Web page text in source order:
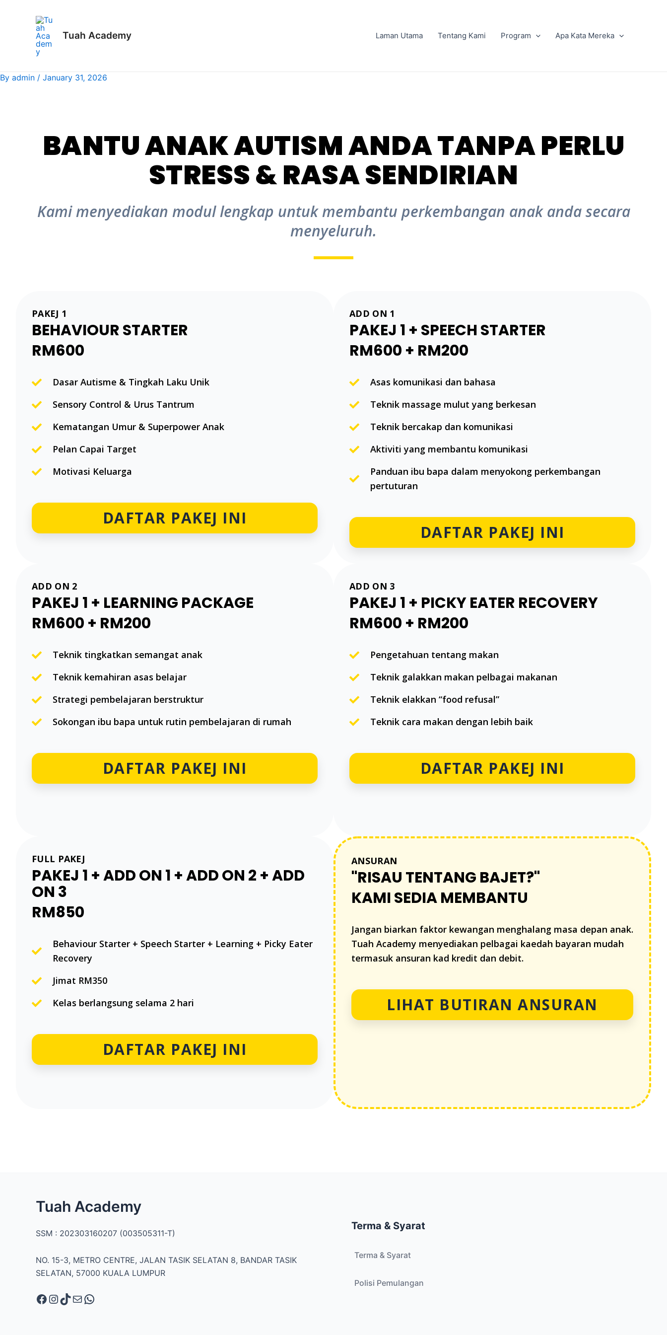
Tuah Academy Laman Utama Tentang Kami Program Apa Kata Mereka
By admin / January 31, 2026
BANTU ANAK AUTISM ANDA TANPA PERLU
STRESS & RASA SENDIRIAN
Kami menyediakan modul lengkap untuk membantu perkembangan anak anda secara
menyeluruh.
PAKEJ 1
BEHAVIOUR STARTER
RM600
Dasar Autisme & Tingkah Laku Unik
Sensory Control & Urus Tantrum
Kematangan Umur & Superpower Anak
Pelan Capai Target
Motivasi Keluarga
DAFTAR PAKEJ INI
ADD ON 1
PAKEJ 1 + SPEECH STARTER
RM600 + RM200
Asas komunikasi dan bahasa
Teknik massage mulut yang berkesan
Teknik bercakap dan komunikasi
Aktiviti yang membantu komunikasi
Panduan ibu bapa dalam menyokong perkembangan
pertuturan
DAFTAR PAKEJ INI
ADD ON 2
PAKEJ 1 + LEARNING PACKAGE
RM600 + RM200
Teknik tingkatkan semangat anak
Teknik kemahiran asas belajar
Strategi pembelajaran berstruktur
Sokongan ibu bapa untuk rutin pembelajaran di rumah
DAFTAR PAKEJ INI
ADD ON 3
PAKEJ 1 + PICKY EATER RECOVERY
RM600 + RM200
Pengetahuan tentang makan
Teknik galakkan makan pelbagai makanan
Teknik elakkan “food refusal”
Teknik cara makan dengan lebih baik
DAFTAR PAKEJ INI
FULL PAKEJ
PAKEJ 1 + ADD ON 1 + ADD ON 2 + ADD
ON 3
RM850
Behaviour Starter + Speech Starter + Learning + Picky Eater
Recovery
Jimat RM350
Kelas berlangsung selama 2 hari
DAFTAR PAKEJ INI
ANSURAN
"RISAU TENTANG BAJET?"
KAMI SEDIA MEMBANTU
Jangan biarkan faktor kewangan menghalang masa depan anak.
Tuah Academy menyediakan pelbagai kaedah bayaran mudah
termasuk ansuran kad kredit dan debit.
LIHAT BUTIRAN ANSURAN
Tuah Academy
SSM : 202303160207 (003505311-T)
NO. 15-3, METRO CENTRE, JALAN TASIK SELATAN 8, BANDAR TASIK
SELATAN, 57000 KUALA LUMPUR
Terma & Syarat
Terma & Syarat
Polisi Pemulangan